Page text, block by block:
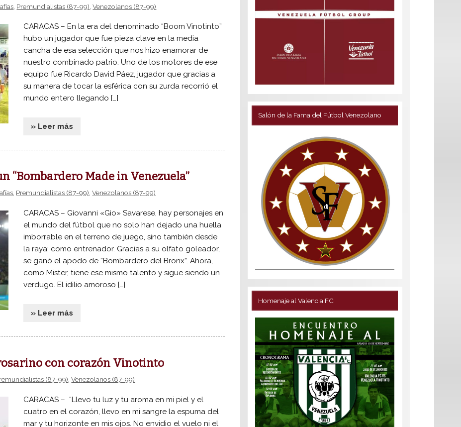
Premundialistas (87-99) ,Venezolanos (87-99)
CARACAS – En la era del denominado “Boom Vinotinto”
hubo un jugador que fue pieza clave en la media
cancha de esa selección que nos hizo enamorar de
nuestro combinado patrio. Uno de los motores de ese
equipo fue Ricardo David Páez, jugador que gracias a
su manera de tocar la esférica con su zurda recorrió el
mundo entero llegando […]
» Leer más
“Bombardero Made in Venezuela”
Premundialistas (87-99) ,Venezolanos (87-99)
CARACAS – Giovanni «Gio» Savarese, hay personajes en
el mundo del fútbol que no solo han dejado una huella
imborrable en el terreno de juego, sino también desde
la raya: como entrenador. Gracias a su olfato goleador,
se ganó el apodo de “Bombardero del Bronx”. Ahora,
como Mister, tiene ese mismo talento y sigue siendo un
verdugo. El idilio amoroso […]
» Leer más
con corazón Vinotinto
(87-99) ,Venezolanos (87-99)
CARACAS – “Llevo tu luz y tu aroma en mi piel y el
cuatro en el corazón, llevo en mi sangre la espuma del
mar y tu horizonte en mis ojos. No envidio el vuelo ni el
Salón de la Fama del Fútbol Venezolano
Homenaje al Valencia FC